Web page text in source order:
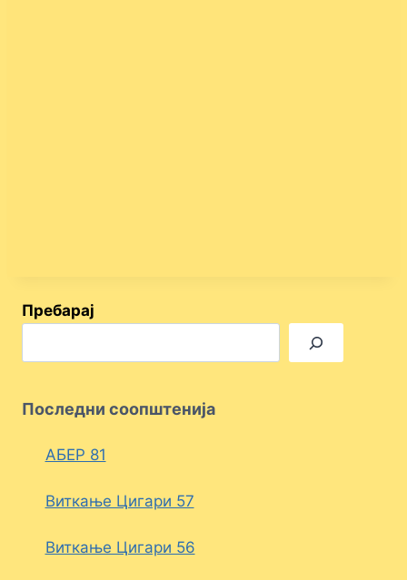
Пребарај
Последни соопштенија
АБЕР 81
Виткање Цигари 57
Виткање Цигари 56